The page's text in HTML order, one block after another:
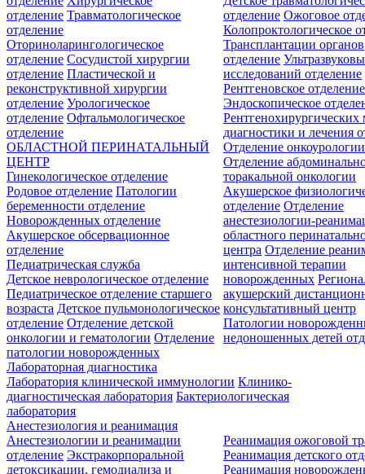
отделение Травматологическое
отделение
Оториноларингологическое
отделение Сосудистой хирургии
отделение Пластической и
реконструктивной хирургии
отделение Урологическое
отделение Офтальмологическое
отделение
отделение Ожоговое
Колопроктологическое
Трансплантации органов
отделение
исследований отделение
Рентгеновское отделение
Эндоскопическое
Рентгенохирургических
диагностики и лечения
Отделение онкоурологии
Отделение
торакальной онкологии
ОБЛАСТНОЙ ПЕРИНАТАЛЬНЫЙ
ЦЕНТР
Гинекологическое отделение
Родовое отделение Патологии
беременности отделение
Новорожденных отделение
Акушерское обсервационное
отделение
Акушерское
отделение Отделение
анестезиологии-
областного
центра Отделение
интенсивной терапии
новорожденных
акушерский
консультативный центр
Патологии
недоношенных детей
Педиатрическая служба
Детское неврологическое отделение
Педиатрическое отделение старшего
возраста Детское пульмонологическое
отделение Отделение детской
онкологии и гематологии Отделение
патологии новорожденных
Лабораторная диагностика
Лаборатория клинической иммунологии Клинико-
диагностическая лаборатория Бактериологическая
лаборатория
Анестезиология и реанимация
Анестезиологии и реанимации
отделение Экстракорпоральной
детоксикации, гемодиализа и
Реанимация ожоговой
Реанимация детского
Реанимация